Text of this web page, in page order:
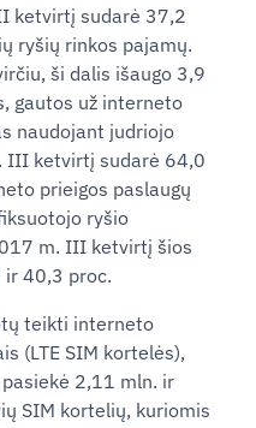
ketvirtį sudarė 37,2
ryšių rinkos pajamų.
ši dalis išaugo 3,9
gautos už interneto
naudojant judriojo
III ketvirtį sudarė 64,0
prieigos paslaugų
ryšio
m. III ketvirtį šios
40,3 proc.
teikti interneto
(LTE SIM kortelės),
2,11 mln. ir
SIM kortelių, kuriomis